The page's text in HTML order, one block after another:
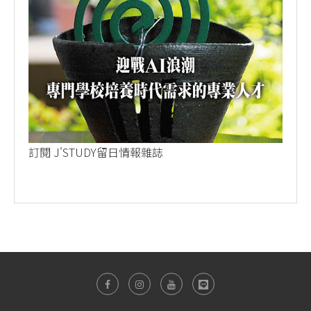
訂閱 J'STUDY留日情報雜誌